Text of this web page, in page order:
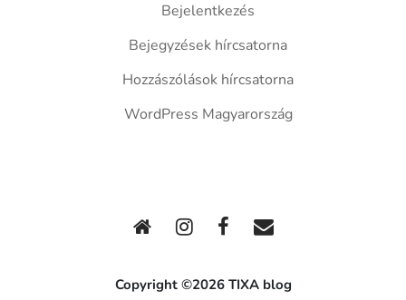
Bejelentkezés
Bejegyzések hírcsatorna
Hozzászólások hírcsatorna
WordPress Magyarország
Copyright ©2026 TIXA blog